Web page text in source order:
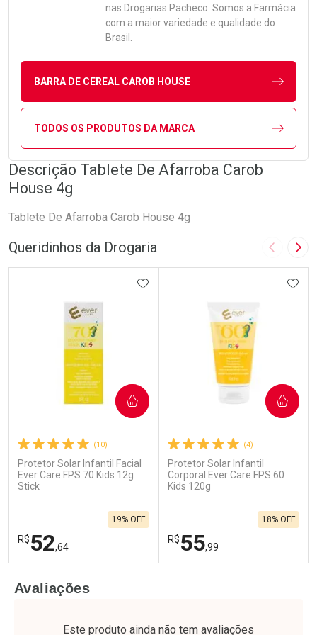
nas Drogarias Pacheco. Somos a Farmácia
com a maior variedade e qualidade do
Brasil.
BARRA DE CEREAL CAROB HOUSE
TODOS OS PRODUTOS DA MARCA
Descrição Tablete De Afarroba Carob
House 4g
Tablete De Afarroba Carob House 4g
Queridinhos da Drogaria Imagem
(10)
Protetor Solar Infantil Facial
Ever Care FPS 70 Kids 12g
Stick
R$52,64
19% OFF
ADICIONAR AOS FAVORITOS
COMPRAR
Laboratório
Por Menos
(4)
Protetor Solar Infantil
Corporal Ever Care FPS 60
Kids 120g
R$55,99
18% OFF
COMPRAR
Laboratório
Por Menos
Avaliações
Este produto ainda não tem avaliações